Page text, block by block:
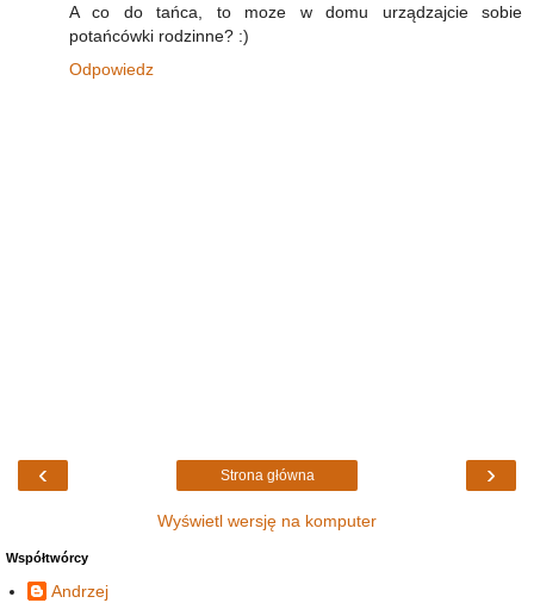
A co do tańca, to moze w domu urządzajcie sobie
potańcówki rodzinne? :)
Odpowiedz
‹ ›
Strona główna
Wyświetl wersję na komputer
Współtwórcy
Andrzej